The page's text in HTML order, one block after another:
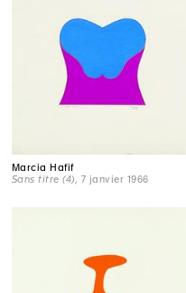
Marcia Hafif
Sans titre (4) , 7 janvier 1966